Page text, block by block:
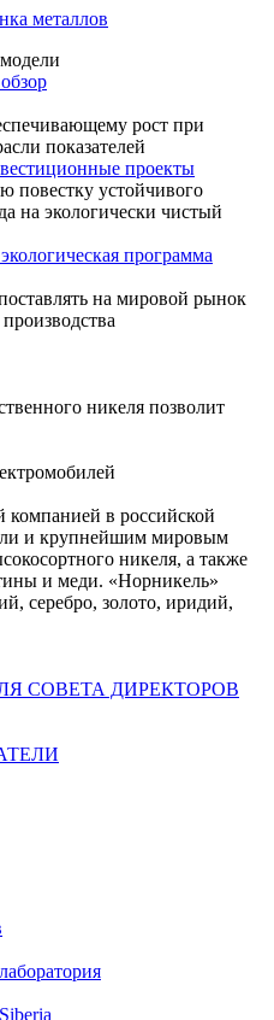
металлов
рост при
показателей
проекты
повестку устойчивого
на экологически чистый
программа
на мировой рынок
никеля позволит
компанией в российской
и крупнейшим мировым
никеля, а также
и меди. «Норникель»
серебро, золото, иридий,
СОВЕТА ДИРЕКТОРОВ